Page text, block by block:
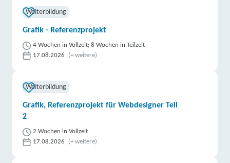
Weiterbildung
Grafik - Referenzprojekt
4 Wochen in Vollzeit; 8 Wochen in Teilzeit
17.08.2026
(+ weitere)
Weiterbildung
Grafik, Referenzprojekt für Webdesigner Teil
2
2 Wochen in Vollzeit
17.08.2026
(+ weitere)